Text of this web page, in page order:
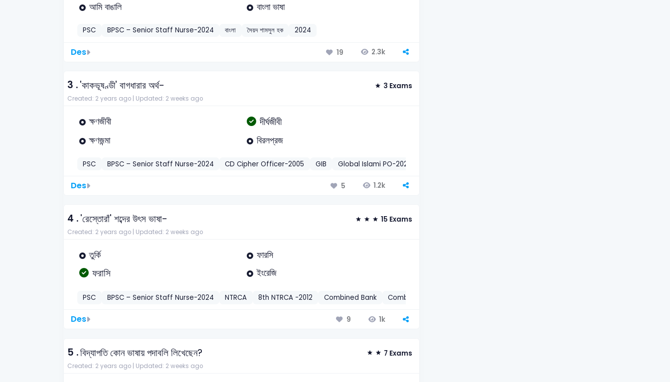
আমি বাঙালি বাংলা ভাষা
PSC BPSC – Senior Staff Nurse-2024 বাংলা সৈয়দ শামসুল হক 2024
Des 19 2.3k
3 .'কাকভূষণ্ডী' বাগধারার অর্থ- 3 Exams
Created: 2 years ago | Updated: 2 weeks ago
ক্ষণজীবী দীর্ঘজীবী
ক্ষণজন্মা বিরলপ্রজ
PSC BPSC – Senior Staff Nurse-2024 CD Cipher Officer-2005 GIB Global Islami PO-2024
Des 5 1.2k
4 .'রেস্তোরাঁ' শব্দের উৎস ভাষা- 15 Exams
Created: 2 years ago | Updated: 2 weeks ago
তুর্কি ফারসি
ফরাসি ইংরেজি
PSC BPSC – Senior Staff Nurse-2024 NTRCA 8th NTRCA -2012 Combined Bank Combined Bank Officer (IT)-2008
Des 9 1k
5 .বিদ্যাপতি কোন ভাষায় পদাবলি লিখেছেন? 7 Exams
Created: 2 years ago | Updated: 2 weeks ago